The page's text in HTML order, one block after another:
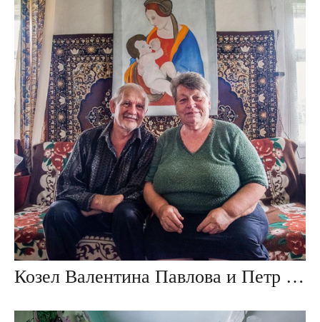
Козел Валентина Павлова и Петр Александрович, дер. Ивезь, Беларусь